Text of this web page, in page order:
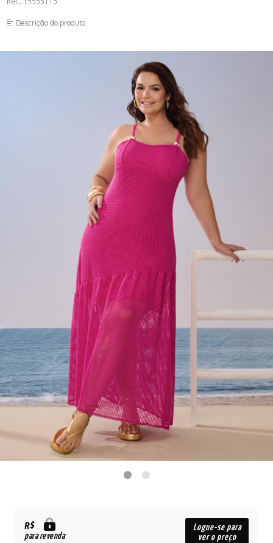
FUSEA-AGOSTO I-
LONGO-AGOSTO I-
MACAC-AGOSTO I-
Descrição do produto
R$
para revenda
Logue-se para
ver o preço